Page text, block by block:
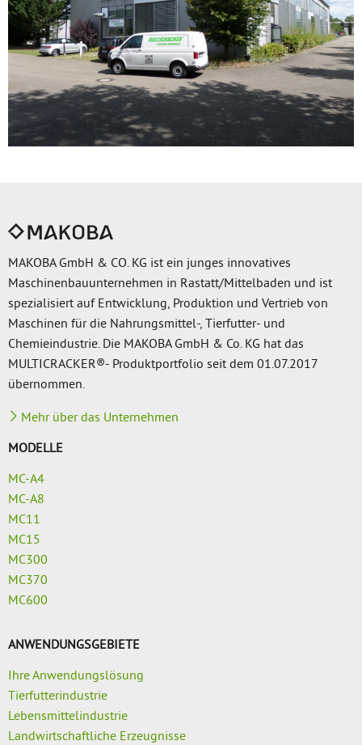
MAKOBA GmbH & CO. KG ist ein junges innovatives
Maschinenbauunternehmen in Rastatt/Mittelbaden und ist
spezialisiert auf Entwicklung, Produktion und Vertrieb von
Maschinen für die Nahrungsmittel-, Tierfutter- und
Chemieindustrie. Die MAKOBA GmbH & Co. KG hat das
MULTICRACKER®- Produktportfolio seit dem 01.07.2017
übernommen.
Mehr über das Unternehmen
MODELLE
MC-A4
MC-A8
MC11
MC15
MC300
MC370
MC600
ANWENDUNGSGEBIETE
Ihre Anwendungslösung
Tierfutterindustrie
Lebensmittelindustrie
Landwirtschaftliche Erzeugnisse